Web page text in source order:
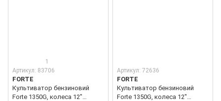
1
Артикул: 83706
FORTE
Культиватор бензиновий
Forte 1350G, колеса 12"
Артикул: 72636
FORTE
Культиватор бензиновий
Forte 1350G, колеса 12"